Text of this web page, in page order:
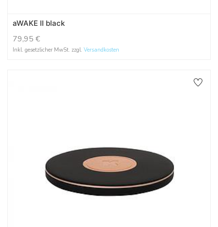
aWAKE II black
79,95 €
Inkl. gesetzlicher MwSt. zzgl. Versandkosten